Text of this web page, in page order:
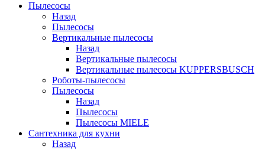
Пылесосы
Назад
Пылесосы
Вертикальные пылесосы
Назад
Вертикальные пылесосы
Вертикальные пылесосы KUPPERSBUSCH
Роботы-пылесосы
Пылесосы
Назад
Пылесосы
Пылесосы MIELE
Сантехника для кухни
Назад